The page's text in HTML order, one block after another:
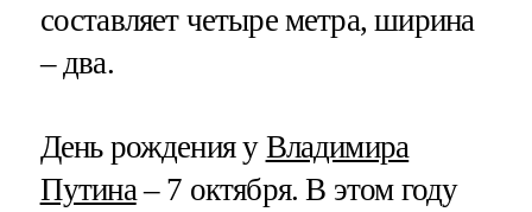
составляет четыре метра, ширина
– два.
День рождения у Владимира
Путина – 7 октября. В этом году